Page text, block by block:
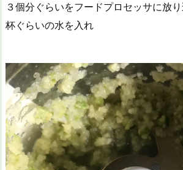
３個分ぐらいをフードプロセッサに放
杯ぐらいの水を入れ